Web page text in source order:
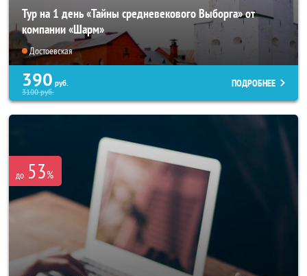
Тур на 1 день «Тайны средневекового Выборга» от
компании «Шарм»
Достоевская
390 руб.
3100руб.
ПОДРОБНЕЕ
до 53%